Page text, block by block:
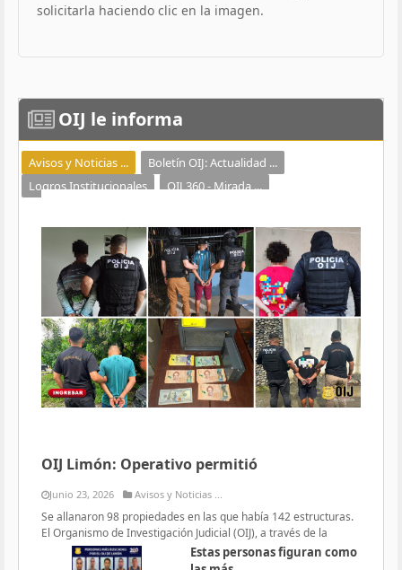
solicitarla haciendo clic en la imagen.
OIJ le informa
Avisos y Noticias ...
Boletín OIJ: Actualidad ...
Logros Institucionales
OIJ 360 - Mirada ...
OIJ Limón: Operativo permitió
Junio 23, 2026 Avisos y Noticias ...
Se allanaron 98 propiedades en las que había 142 estructuras.
El Organismo de Investigación Judicial (OIJ), a través de la
Estas personas figuran como